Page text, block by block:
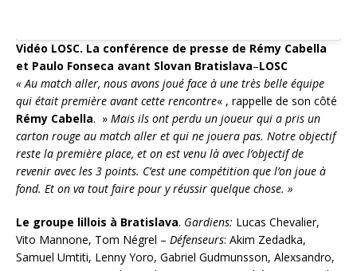
Vidéo LOSC. La conférence de presse de Rémy Cabella
et Paulo Fonseca avant Slovan Bratislava–LOSC
« Au match aller, nous avons joué face à une très belle équipe
qui était première avant cette rencontre« , rappelle de son côté
Rémy Cabella. » Mais ils ont perdu un joueur qui a pris un
carton rouge au match aller et qui ne jouera pas. Notre objectif
reste la première place, et on est venu là avec l’objectif de
revenir avec les 3 points. C’est une compétition que l’on joue à
fond. Et on va tout faire pour y réussir quelque chose. »
Le groupe lillois à Bratislava. Gardiens: Lucas Chevalier,
Vito Mannone, Tom Négrel – Défenseurs: Akim Zedadka,
Samuel Umtiti, Lenny Yoro, Gabriel Gudmunsson, Alexsandro,